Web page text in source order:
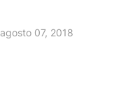
agosto 07, 2018